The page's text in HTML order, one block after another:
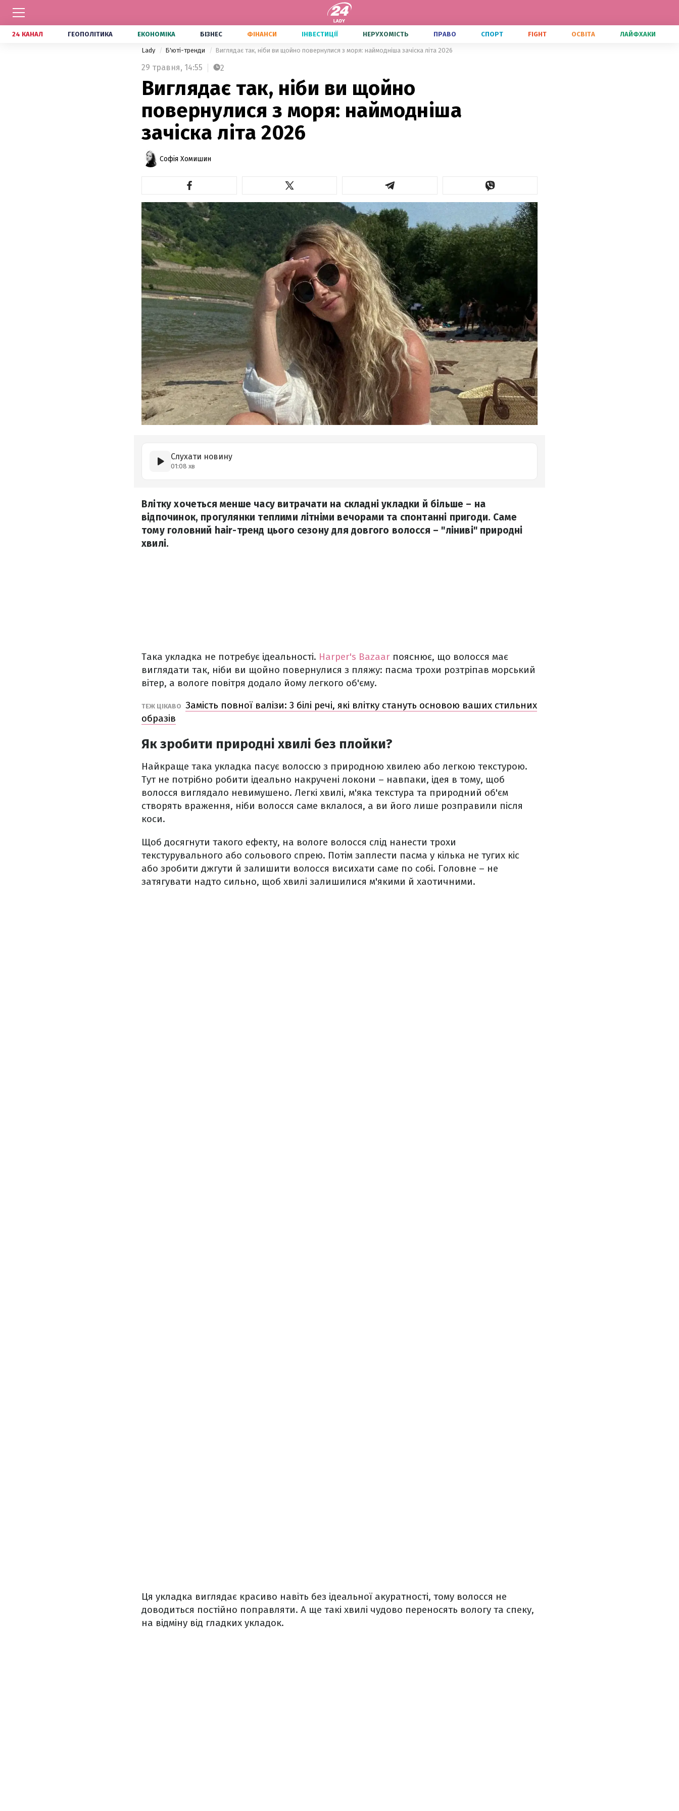
24 КАНАЛ ГЕОПОЛІТИКА ЕКОНОМІКА БІЗНЕС ФІНАНСИ ІНВЕСТИЦІЇ НЕРУХОМІСТЬ ПРАВО СПОРТ FIGHT ОСВІТА ЛАЙФХАКИ
Lady Б'юті-тренди Виглядає так, ніби ви щойно повернулися з моря: наймодніша зачіска літа 2026
29 травня, 14:55 2
Виглядає так, ніби ви щойно
повернулися з моря: наймодніша
зачіска літа 2026
Софія Хомишин
Слухати новину
01:08 хв
Влітку хочеться менше часу витрачати на складні укладки й більше – на
відпочинок, прогулянки теплими літніми вечорами та спонтанні пригоди. Саме
тому головний hair-тренд цього сезону для довгого волосся – "ліниві" природні
хвилі.
Така укладка не потребує ідеальності. Harper's Bazaar пояснює, що волосся має
виглядати так, ніби ви щойно повернулися з пляжу: пасма трохи розтріпав морський
вітер, а вологе повітря додало йому легкого об'єму.
ТЕЖ ЦІКАВО Замість повної валізи: 3 білі речі, які влітку стануть основою ваших стильних
образів
Як зробити природні хвилі без плойки?
Найкраще така укладка пасує волоссю з природною хвилею або легкою текстурою.
Тут не потрібно робити ідеально накручені локони – навпаки, ідея в тому, щоб
волосся виглядало невимушено. Легкі хвилі, м'яка текстура та природний об'єм
створять враження, ніби волосся саме вклалося, а ви його лише розправили після
коси.
Щоб досягнути такого ефекту, на вологе волосся слід нанести трохи
текстурувального або сольового спрею. Потім заплести пасма у кілька не тугих кіс
або зробити джгути й залишити волосся висихати саме по собі. Головне – не
затягувати надто сильно, щоб хвилі залишилися м'якими й хаотичними.
Ця укладка виглядає красиво навіть без ідеальної акуратності, тому волосся не
доводиться постійно поправляти. А ще такі хвилі чудово переносять вологу та спеку,
на відміну від гладких укладок.